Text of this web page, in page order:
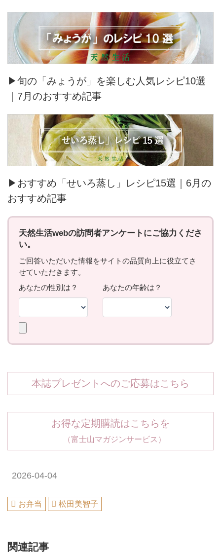
▶旬の「みょうが」を楽しむ人気レシピ10選
｜7月のおすすめ記事
▶おすすめ「せいろ蒸し」レシピ15選｜6月の
おすすめ記事
本誌プレゼントへのご応募はこちら
お得な定期購読はこちらを
（富士山マガジンサービス）
2026-04-04
お弁当 松田美智子
関連記事